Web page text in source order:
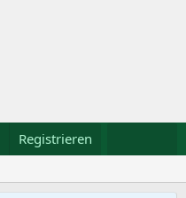
Kalender
Registrieren